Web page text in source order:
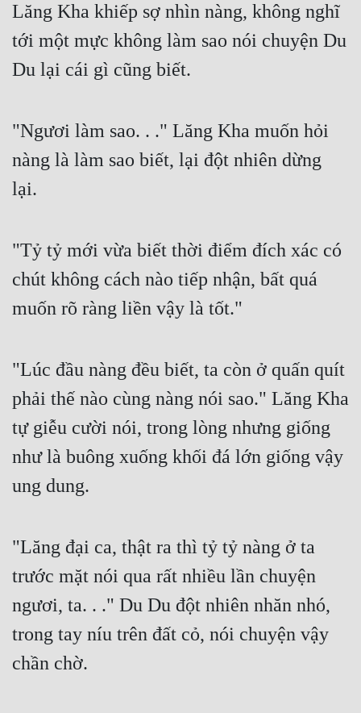
Kiếm Hiệp
Kỳ Huyễn
Kỳ Ảo
Làm Giàu
Mỹ Thực
Ngôn Tình
Nữ Cường
Nữ Phụ
Phong Thủy - Tâm Linh
Phương Tây
Phản Phái
Sủng
Lăng Kha khiếp sợ nhìn nàng, không nghĩ
tới một mực không làm sao nói chuyện Du
Du lại cái gì cũng biết.
"Ngươi làm sao. . ." Lăng Kha muốn hỏi
nàng là làm sao biết, lại đột nhiên dừng
lại.
"Tỷ tỷ mới vừa biết thời điểm đích xác có
chút không cách nào tiếp nhận, bất quá
muốn rõ ràng liền vậy là tốt."
"Lúc đầu nàng đều biết, ta còn ở quấn quít
phải thế nào cùng nàng nói sao." Lăng Kha
tự giễu cười nói, trong lòng nhưng giống
như là buông xuống khối đá lớn giống vậy
ung dung.
"Lăng đại ca, thật ra thì tỷ tỷ nàng ở ta
trước mặt nói qua rất nhiều lần chuyện
ngươi, ta. . ." Du Du đột nhiên nhăn nhó,
trong tay níu trên đất cỏ, nói chuyện vậy
chần chờ.